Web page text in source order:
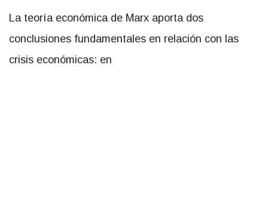
La teoría económica de Marx aporta dos
conclusiones fundamentales en relación con las
crisis económicas: en